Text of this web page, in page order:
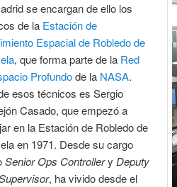
se encargan de ello los
de la Estación de
Espacial de Robledo de
, que forma parte de la Red
Profundode la NASA.
esos técnicos es Sergio
Casado, que empezó a
en la Estación de Robledo de
en 1971. Desde su cargo
Senior Ops Controllery Deputy
, ha vivido desde el